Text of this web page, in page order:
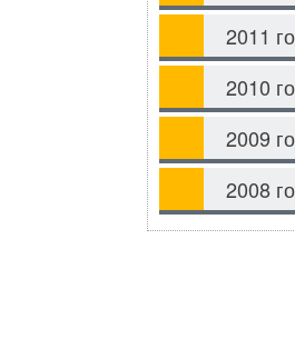
2011
2010
2009
2008